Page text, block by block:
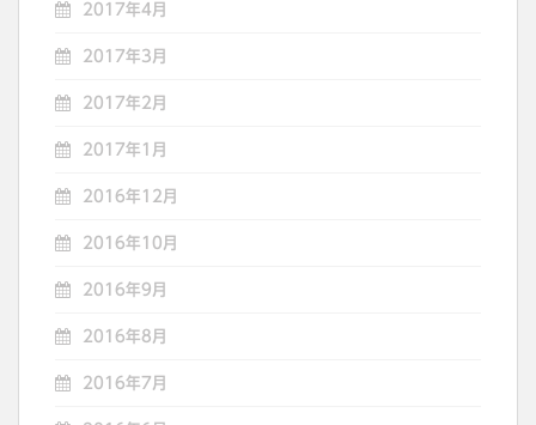
2017年4月
2017年3月
2017年2月
2017年1月
2016年12月
2016年10月
2016年9月
2016年8月
2016年7月